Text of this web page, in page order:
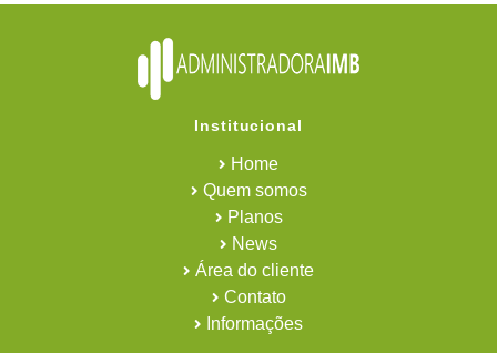
Institucional
Home
Quem somos
Planos
News
Área do cliente
Contato
Informações